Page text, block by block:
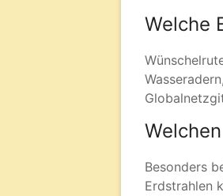
Welche
Besonders
Erdstrahlen